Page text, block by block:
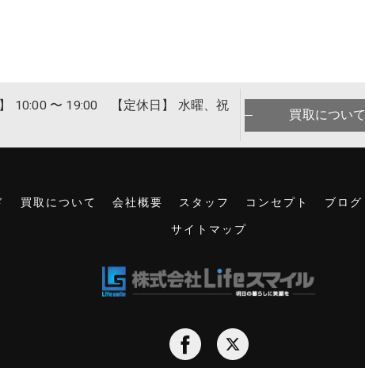
】 10:00 〜 19:00 【定休日】 水曜、祝
買取について
買取について 会社概要 スタッフ コンセプト ブログ
サイトマップ